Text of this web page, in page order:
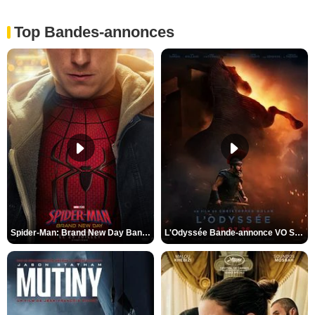
Top Bandes-annonces
Spider-Man: Brand New Day Bande-annonce VO STFR L'Odyssée Bande-annonce VO STFR